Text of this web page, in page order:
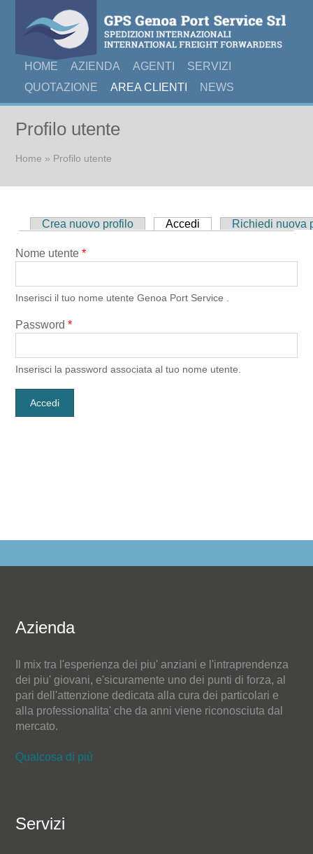
HOME AZIENDA AGENTI
SERVIZI
QUOTAZIONE
AREA CLIENTI NEWS
Profilo utente
Tu sei qui
Home » Profilo utente
Schede primarie
Crea nuovo profilo Accedi (scheda attiva)
Richiedi nuova
Nome utente*
Inserisci il tuo nome utente Genoa Port Service .
Password*
Inserisci la password associata al tuo nome utente.
Azienda
Il mix tra l'esperienza dei piu' anziani e l'intraprendenza
dei piu' giovani, e'sicuramente uno dei punti di forza, al
pari dell'attenzione dedicata alla cura dei particolari e
alla professionalita' che da anni viene riconosciuta dal
mercato.
Qualcosa di più
Servizi